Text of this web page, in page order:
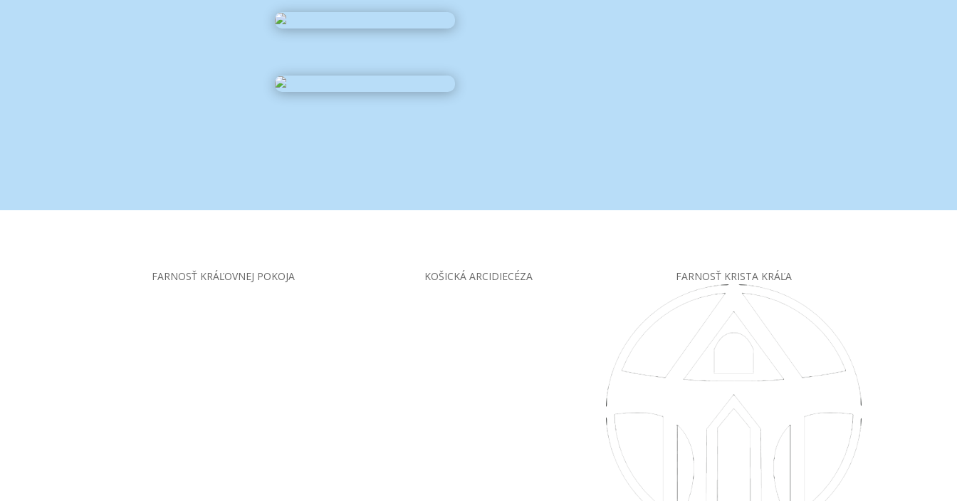
FARNOSŤ KRÁĽOVNEJ POKOJA KOŠICKÁ ARCIDIECÉZA FARNOSŤ KRISTA KRÁĽA